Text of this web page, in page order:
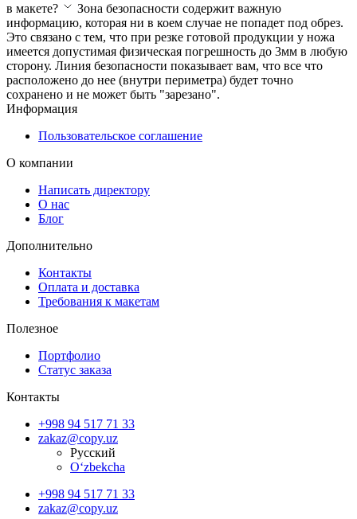
в макете?
Зона безопасности содержит важную
информацию, которая ни в коем случае не попадет под обрез.
Это связано с тем, что при резке готовой продукции у ножа
имеется допустимая физическая погрешность до 3мм в любую
сторону. Линия безопасности показывает вам, что все что
расположено до нее (внутри периметра) будет точно
сохранено и не может быть "зарезано".
Информация
Пользовательское соглашение
О компании
Написать директору
О нас
Блог
Дополнительно
Контакты
Оплата и доставка
Требования к макетам
Полезное
Портфолио
Статус заказа
Контакты
+998 94 517 71 33
zakaz@copy.uz
Русский
O‘zbekcha
+998 94 517 71 33
zakaz@copy.uz